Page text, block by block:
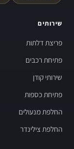
שירותים
פריצת דלתות
פתיחת רכבים
שירותי קודן
פתיחת כספות
החלפת מנעולים
החלפת צילינדר